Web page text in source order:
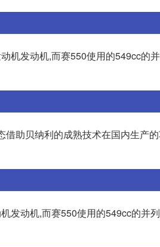
机发动机,而赛550使用的549cc的
助贝纳利的成熟技术在国内生产
发动机,而赛550使用的549cc的并